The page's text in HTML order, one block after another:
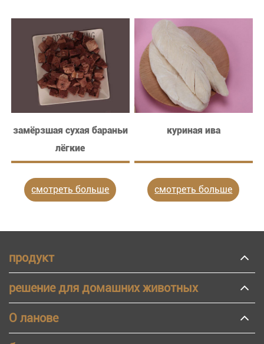
замёрзшая сухая бараньи
лёгкие
смотреть больше
куриная ива
смотреть больше
продукт
решение для домашних животных
О ланове